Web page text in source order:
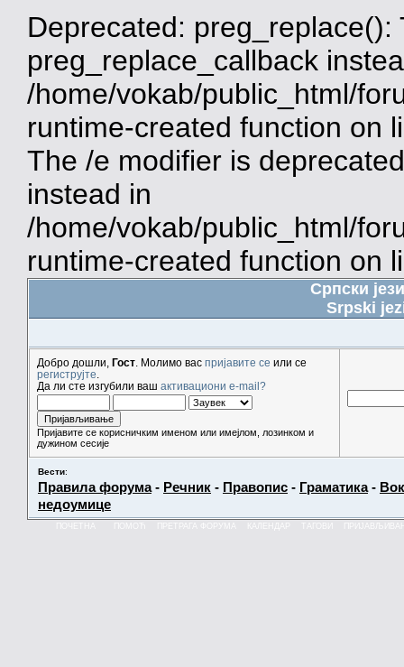
Deprecated:
preg_replace_callback
/home/vokab/public_html/
runtime-created function on
The /e modifier is
instead in
/home/vokab/public_html/
runtime-created function on
Српски
Srpski
Добро дошли, Гост . Молимо вас пријавите се или се
региструјте
Да ли сте изгубили ваш активациони e-mail?
Пријавите се корисничким именом или имејлом, лозинком и
дужином сесије
Вести:
Правила форума- Речник - Правопис - Граматика-
недоумице
КАЛЕНДАР